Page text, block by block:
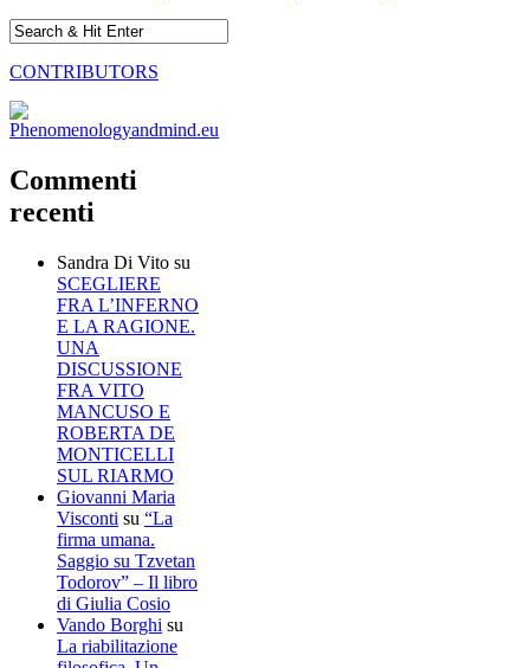
CONTRIBUTORS
Commenti
recenti
Sandra Di Vito su
SCEGLIERE
FRA L’INFERNO
E LA RAGIONE.
UNA
DISCUSSIONE
FRA VITO
MANCUSO E
ROBERTA DE
MONTICELLI
SUL RIARMO
Giovanni Maria
Visconti su “La
firma umana.
Saggio su Tzvetan
Todorov” – Il libro
di Giulia Cosio
Vando Borghi su
La riabilitazione